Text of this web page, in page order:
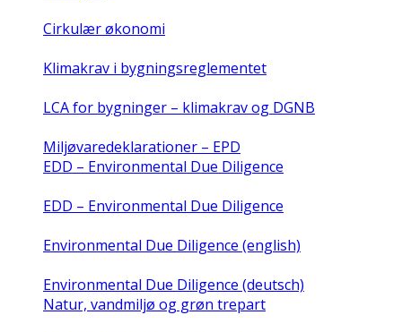
Cirkulær økonomi
Klimakrav i bygningsreglementet
LCA for bygninger – klimakrav og DGNB
Miljøvaredeklarationer – EPD
EDD – Environmental Due Diligence
EDD – Environmental Due Diligence
Environmental Due Diligence (english)
Environmental Due Diligence (deutsch)
Natur, vandmiljø og grøn trepart